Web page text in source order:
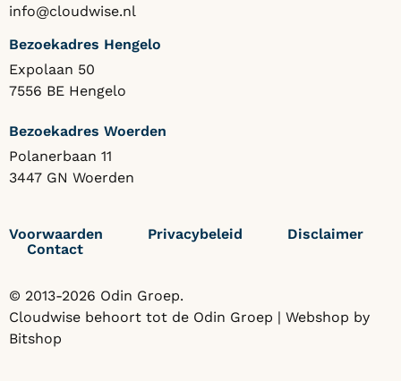
info@cloudwise.nl
Bezoekadres Hengelo
Expolaan 50
7556 BE Hengelo
Bezoekadres Woerden
Polanerbaan 11
3447 GN Woerden
Voorwaarden Privacybeleid
Disclaimer
Contact
© 2013-2026 Odin Groep.
Cloudwise behoort tot de Odin Groep | Webshop by
Bitshop